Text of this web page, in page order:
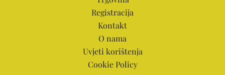
Registracija
Kontakt
O nama
Uvjeti korištenja
Cookie Policy